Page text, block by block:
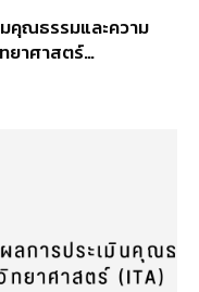
คุณธรรมและความ
ยาศาสตร์